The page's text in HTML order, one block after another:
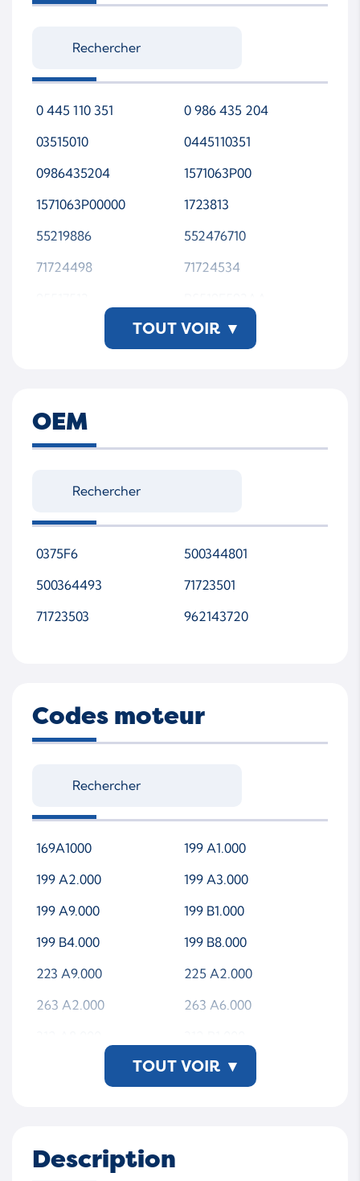
0 445 110 351
0 986 435 204
03515010
0445110351
0986435204
1571063P00
1571063P00000
1723813
55219886
552476710
71724498
71724534
BAR-9517-WSMTAP00TOUT VOIR ▾
OEM
0375F6
500344801
500364493
71723501
71723503
962143720
Codes moteur
169A1000
199 A1.000
199 A2.000
199 A3.000
199 A9.000
199 B1.000
199 B4.000
199 B8.000
223 A9.000
225 A2.000
263 A2.000
263 A6.000
330 A1.000
BAAA
TOUT VOIR ▾
Description